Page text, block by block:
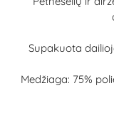
Supakuota
Medžiaga: 75%